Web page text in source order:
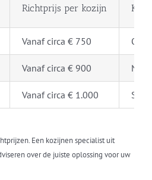
Richtprijs per kozijn
Vanaf circa € 750
Vanaf circa € 900
Vanaf circa € 1.000
Een kozijnen specialist uit
over de juiste oplossing voor uw